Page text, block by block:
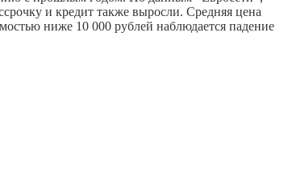
и кредит также выросли. Средняя цена
ниже 10 000 рублей наблюдается падение